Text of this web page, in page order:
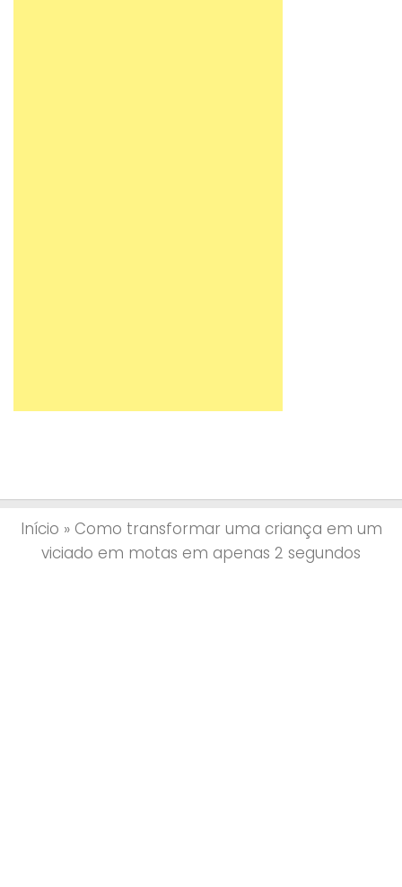
Início » Como transformar uma criança em um
viciado em motas em apenas 2 segundos